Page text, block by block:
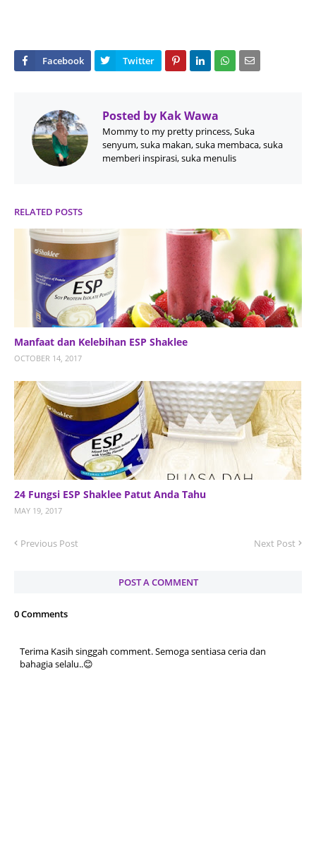
Posted by Kak Wawa
Mommy to my pretty princess, Suka
senyum, suka makan, suka membaca, suka
memberi inspirasi, suka menulis
RELATED POSTS
Manfaat dan Kelebihan ESP Shaklee
OCTOBER 14, 2017
24 Fungsi ESP Shaklee Patut Anda Tahu
MAY 19, 2017
Previous Post Next Post
POST A COMMENT
0 Comments
Terima Kasih singgah comment. Semoga sentiasa ceria dan
bahagia selalu..😊